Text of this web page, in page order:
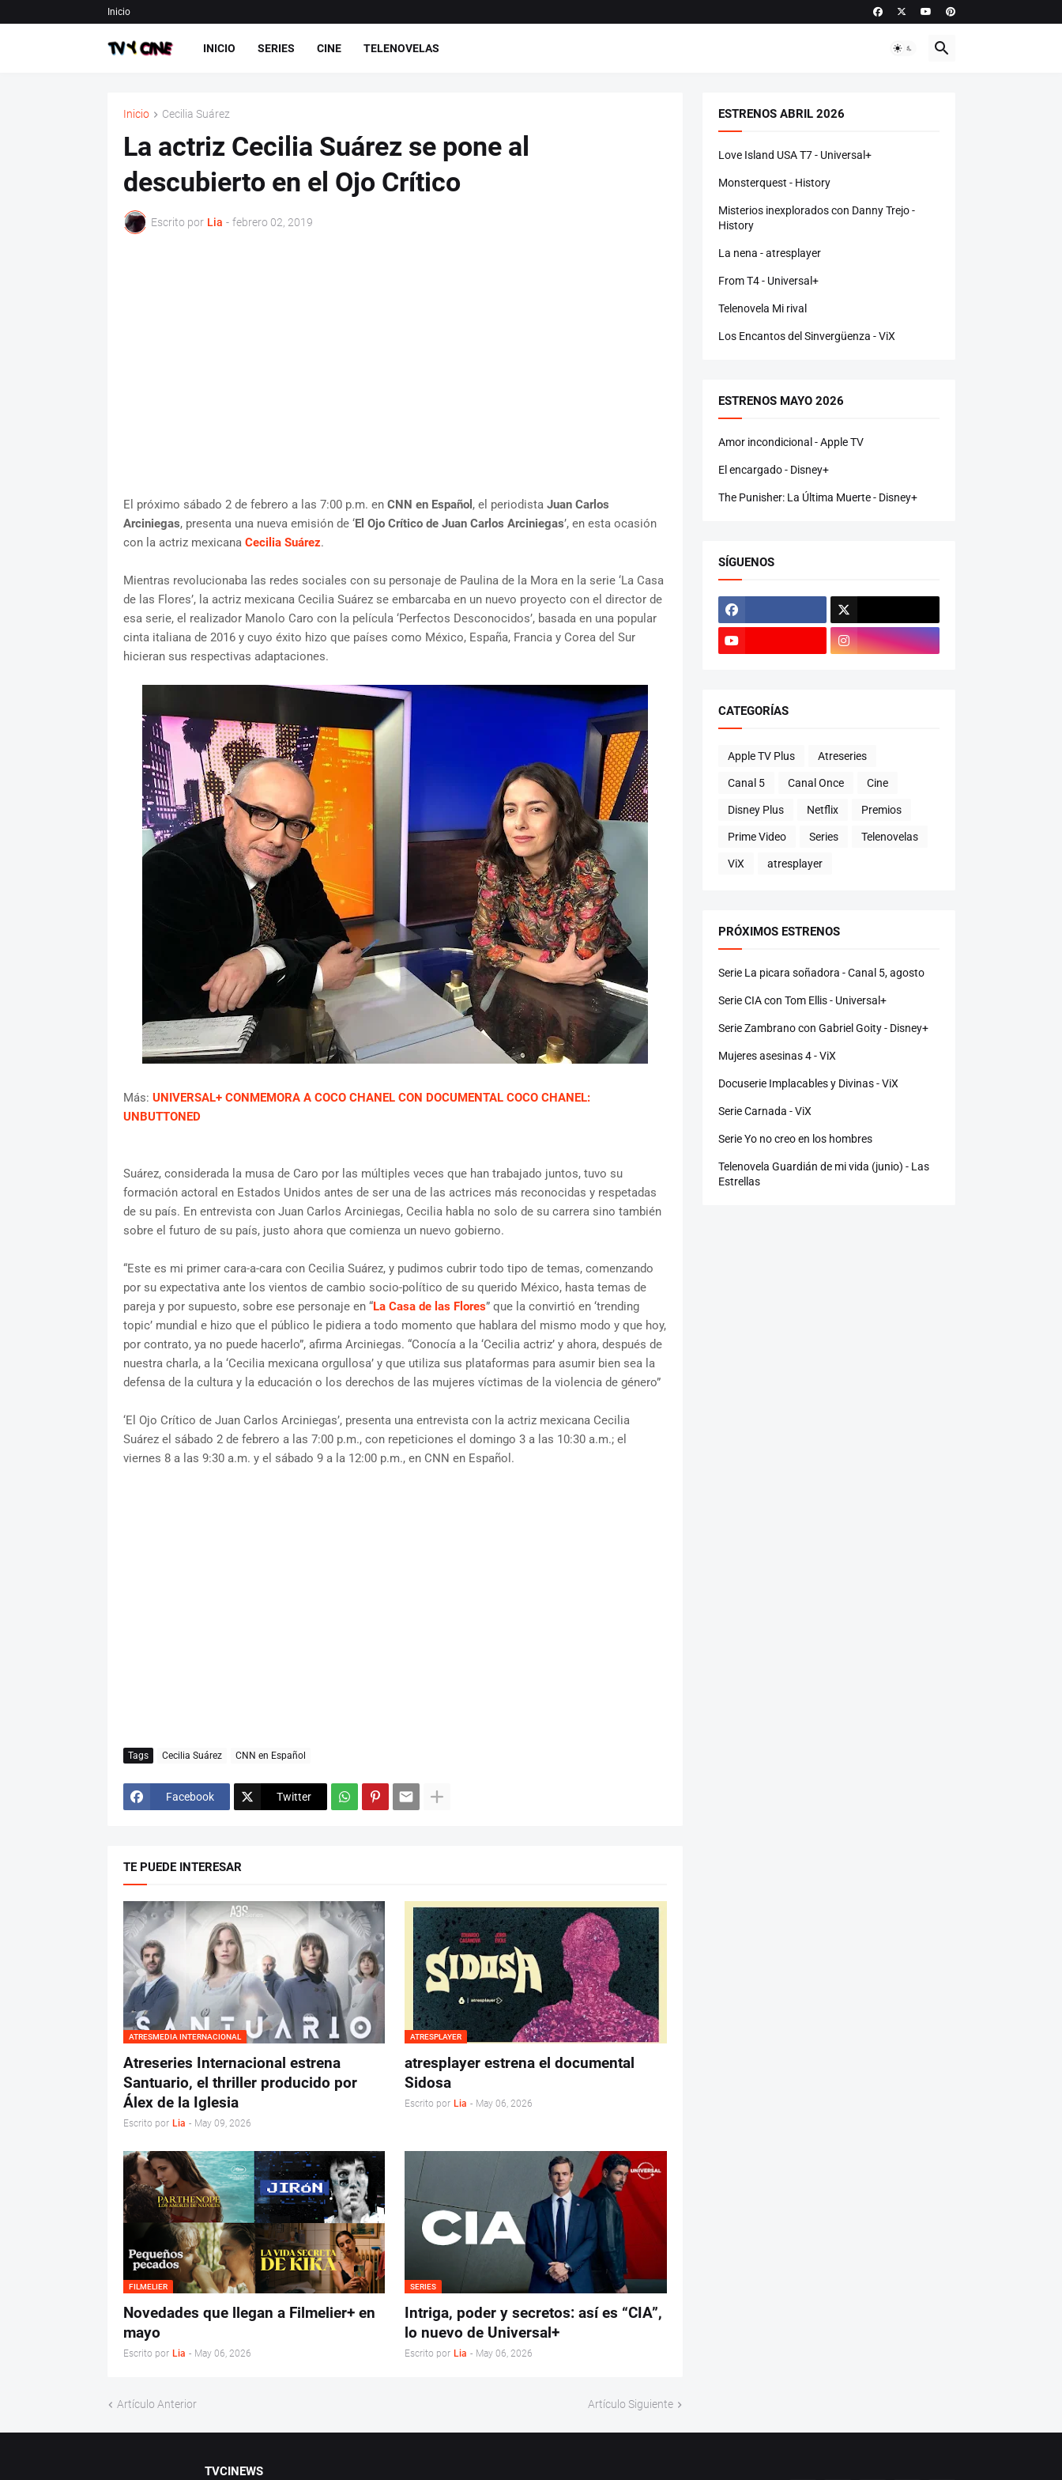
Inicio
INICIO SERIES CINE TELENOVELAS
Inicio Cecilia Suárez
La actriz Cecilia Suárez se pone al
descubierto en el Ojo Crítico
Escrito por Lia - febrero 02, 2019
El próximo sábado 2 de febrero a las 7:00 p.m. en CNN en Español , el periodista Juan Carlos
Arciniegas, presenta una nueva emisión de ‘El Ojo Crítico de Juan Carlos Arciniegas’, en esta ocasión
con la actriz mexicana Cecilia Suárez.
Mientras revolucionaba las redes sociales con su personaje de Paulina de la Mora en la serie ‘La Casa
de las Flores’, la actriz mexicana Cecilia Suárez se embarcaba en un nuevo proyecto con el director de
esa serie, el realizador Manolo Caro con la película ‘Perfectos Desconocidos’, basada en una popular
cinta italiana de 2016 y cuyo éxito hizo que países como México, España, Francia y Corea del Sur
hicieran sus respectivas adaptaciones.
Más: UNIVERSAL+ CONMEMORA A COCO CHANEL CON DOCUMENTAL COCO CHANEL:
UNBUTTONED
Suárez, considerada la musa de Caro por las múltiples veces que han trabajado juntos, tuvo su
formación actoral en Estados Unidos antes de ser una de las actrices más reconocidas y respetadas
de su país. En entrevista con Juan Carlos Arciniegas, Cecilia habla no solo de su carrera sino también
sobre el futuro de su país, justo ahora que comienza un nuevo gobierno.
“Este es mi primer cara-a-cara con Cecilia Suárez, y pudimos cubrir todo tipo de temas, comenzando
por su expectativa ante los vientos de cambio socio-político de su querido México, hasta temas de
pareja y por supuesto, sobre ese personaje en “La Casa de las Flores” que la convirtió en ‘trending
topic’ mundial e hizo que el público le pidiera a todo momento que hablara del mismo modo y que hoy,
por contrato, ya no puede hacerlo”, afirma Arciniegas. “Conocía a la ‘Cecilia actriz’ y ahora, después de
nuestra charla, a la ‘Cecilia mexicana orgullosa’ y que utiliza sus plataformas para asumir bien sea la
defensa de la cultura y la educación o los derechos de las mujeres víctimas de la violencia de género”
‘El Ojo Crítico de Juan Carlos Arciniegas’, presenta una entrevista con la actriz mexicana Cecilia
Suárez el sábado 2 de febrero a las 7:00 p.m., con repeticiones el domingo 3 a las 10:30 a.m.; el
viernes 8 a las 9:30 a.m. y el sábado 9 a la 12:00 p.m., en CNN en Español.
Tags Cecilia Suárez CNN en Español
Facebook Twitter
TE PUEDE INTERESAR
ATRESMEDIA INTERNACIONAL
Atreseries Internacional estrena
Santuario, el thriller producido por
Álex de la Iglesia
Escrito por Lia - May 09, 2026
ATRESPLAYER
atresplayer estrena el documental
Sidosa
Escrito por Lia - May 06, 2026
FILMELIER
Novedades que llegan a Filmelier+ en
mayo
Escrito por Lia - May 06, 2026
SERIES
Intriga, poder y secretos: así es “CIA”,
lo nuevo de Universal+
Escrito por Lia - May 06, 2026
Artículo Anterior Artículo Siguiente
ESTRENOS ABRIL 2026
Love Island USA T7 - Universal+
Monsterquest - History
Misterios inexplorados con Danny Trejo -
History
La nena - atresplayer
From T4 - Universal+
Telenovela Mi rival
Los Encantos del Sinvergüenza - ViX
ESTRENOS MAYO 2026
Amor incondicional - Apple TV
El encargado - Disney+
The Punisher: La Última Muerte - Disney+
SÍGUENOS
CATEGORÍAS
Apple TV Plus Atreseries
Canal 5 Canal Once Cine
Disney Plus Netflix Premios
Prime Video Series Telenovelas
ViX atresplayer
PRÓXIMOS ESTRENOS
Serie La picara soñadora - Canal 5, agosto
Serie CIA con Tom Ellis - Universal+
Serie Zambrano con Gabriel Goity - Disney+
Mujeres asesinas 4 - ViX
Docuserie Implacables y Divinas - ViX
Serie Carnada - ViX
Serie Yo no creo en los hombres
Telenovela Guardián de mi vida (junio) - Las
Estrellas
TVCINEWS